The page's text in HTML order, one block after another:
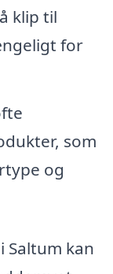
klip til
for
som
og
Saltum kan